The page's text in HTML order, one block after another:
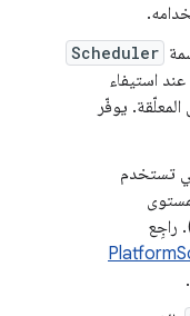
Scheduler
استيفاء
المعلّقة. يوفّر
تستخدم
برمجة التطبيقات هو 21). راجِع